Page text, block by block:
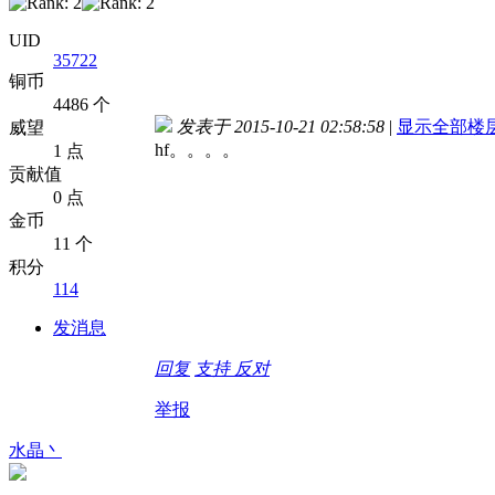
UID
35722
铜币
4486 个
威望
1 点
贡献值
0 点
金币
11 个
积分
114
发消息
发表于 2015-10-21 02:58:58 | 显示全部楼
hf。。。。
回复 支持 反对
举报
水晶丶